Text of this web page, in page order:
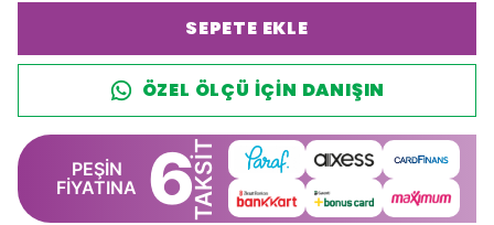
SEPETE EKLE
ÖZEL ÖLÇÜ IÇIN DANIŞIN